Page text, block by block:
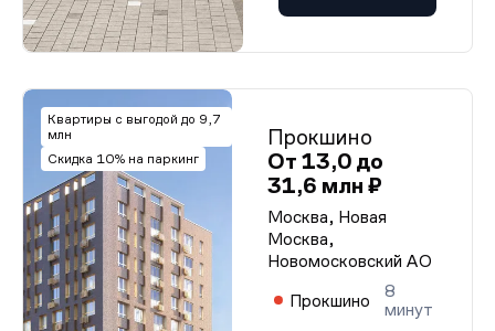
Квартиры с выгодой до 9,7
млн
Скидка 10% на паркинг
Прокшино
От 13,0 до
31,6 млн ₽
Москва, Новая
Москва,
Новомосковский АО
Прокшино
8
минут